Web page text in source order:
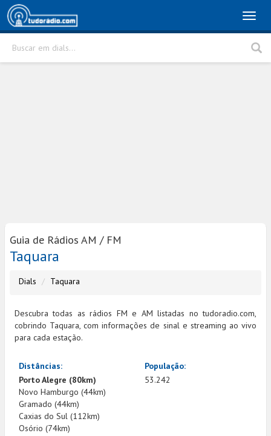
Buscar em dials...
Guia de Rádios AM / FM
Taquara
Dials Taquara
Descubra todas as rádios FM e AM listadas no tudoradio.com,
cobrindo Taquara, com informações de sinal e streaming ao vivo
para cada estação.
Distâncias:
Porto Alegre (80km)
Novo Hamburgo (44km)
Gramado (44km)
Caxias do Sul (112km)
Osório (74km)
População:
53.242